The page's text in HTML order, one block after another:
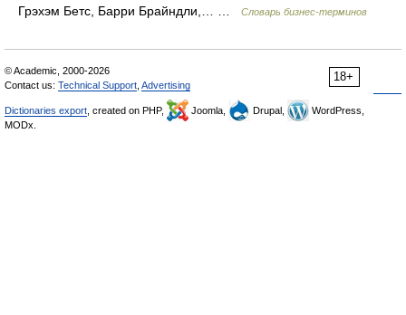
Грэхэм Бетс, Барри Брайндли,… …
Словарь бизнес-терминов
18+
© Academic, 2000-2026
Contact us: Technical Support Advertising
Dictionaries export , created on PHP, Joomla, Drupal,
WordPress,
MODx.